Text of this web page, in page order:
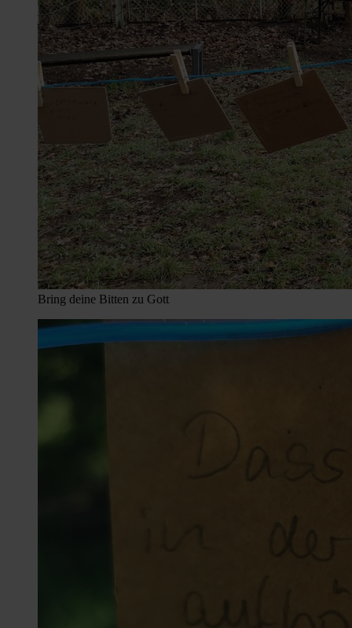
Bring deine Bitten zu Gott